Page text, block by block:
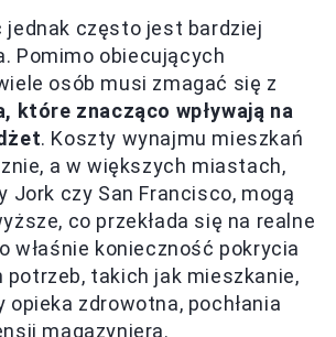
jednak często jest bardziej
Pomimo obiecujących
osób musi zmagać się z
które znacząco wpływają na
. Koszty wynajmu mieszkań
a w większych miastach,
Jork czy San Francisco, mogą
co przekłada się na realne
właśnie konieczność pokrycia
takich jak mieszkanie,
opieka zdrowotna, pochłania
magazyniera.